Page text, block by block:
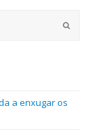
Submit
a enxugar os